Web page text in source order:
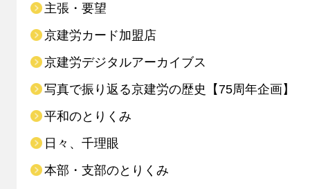
主張・要望
京建労カード加盟店
京建労デジタルアーカイブス
写真で振り返る京建労の歴史【75周年企画】
平和のとりくみ
日々、千理眼
本部・支部のとりくみ